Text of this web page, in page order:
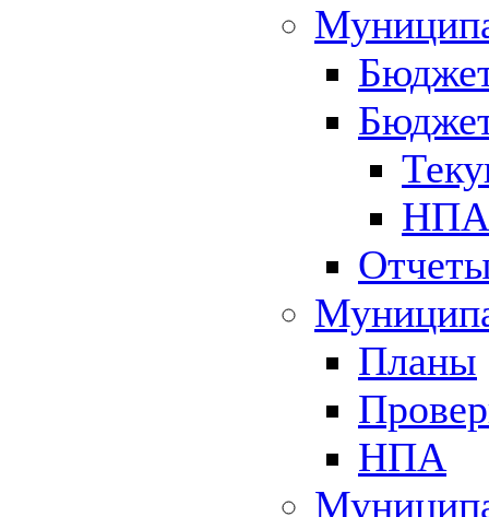
НПА
Планы
НПА